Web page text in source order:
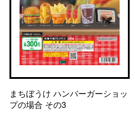
まちぼうけ ハンバーガーショッ
プの場合 その3